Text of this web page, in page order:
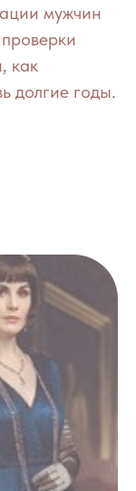
мужчин
как
долгие годы.